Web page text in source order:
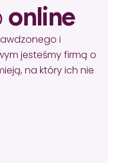
online
i
jesteśmy firmą o
na który ich nie